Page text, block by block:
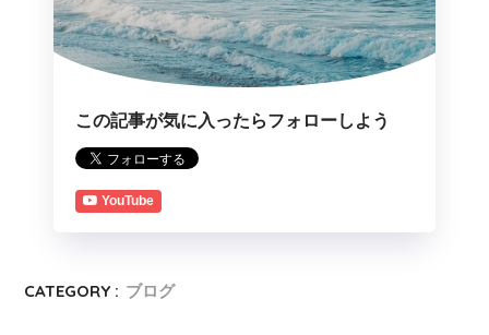
この記事が気に入ったらフォローしよう
YouTube
CATEGORY : ブログ